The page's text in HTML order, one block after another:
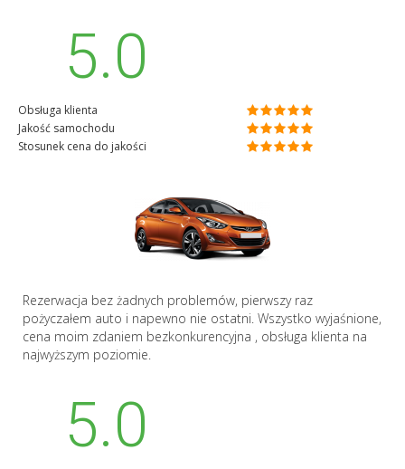
5.0
Obsługa klienta
Jakość samochodu
Stosunek cena do jakości
Rezerwacja bez żadnych problemów, pierwszy raz
pożyczałem auto i napewno nie ostatni. Wszystko wyjaśnione,
cena moim zdaniem bezkonkurencyjna , obsługa klienta na
najwyższym poziomie.
5.0